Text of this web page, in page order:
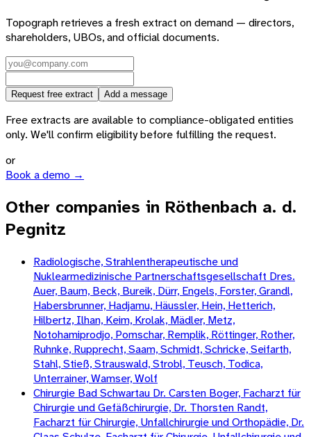
Topograph retrieves a fresh extract on demand — directors,
shareholders, UBOs, and official documents.
Request free extract Add a message
Free extracts are available to compliance-obligated entities
only. We'll confirm eligibility before fulfilling the request.
or
Book a demo →
Other companies in Röthenbach a. d.
Pegnitz
Radiologische, Strahlentherapeutische und
Nuklearmedizinische Partnerschaftsgesellschaft Dres.
Auer, Baum, Beck, Bureik, Dürr, Engels, Forster, Grandl,
Habersbrunner, Hadjamu, Häussler, Hein, Hetterich,
Hilbertz, Ilhan, Keim, Krolak, Mädler, Metz,
Notohamiprodjo, Pomschar, Remplik, Röttinger, Rother,
Ruhnke, Rupprecht, Saam, Schmidt, Schricke, Seifarth,
Stahl, Stieß, Strauswald, Strobl, Teusch, Todica,
Unterrainer, Wamser, Wolf
Chirurgie Bad Schwartau Dr. Carsten Boger, Facharzt für
Chirurgie und Gefäßchirurgie, Dr. Thorsten Randt,
Facharzt für Chirurgie, Unfallchirurgie und Orthopädie, Dr.